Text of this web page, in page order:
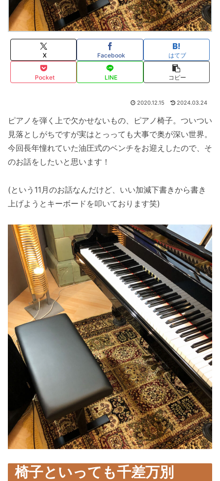
X Facebook はてブ
Pocket LINE コピー
2020.12.15 2024.03.24
ピアノを弾く上で欠かせないもの、ピアノ椅子。ついつい
見落としがちですが実はとっっても大事で奥が深い世界。
今回長年憧れていた油圧式のベンチをお迎えしたので、そ
のお話をしたいと思います！
(という11月のお話なんだけど、いい加減下書きから書き
上げようとキーボードを叩いております笑)
椅子といっても千差万別